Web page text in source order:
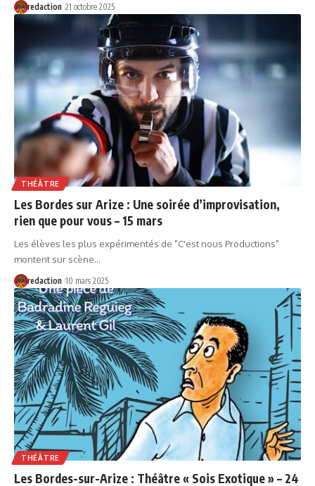
redaction 21 octobre 2025
THÉÂTRE
Les Bordes sur Arize : Une soirée d’improvisation,
rien que pour vous – 15 mars
Les élèves les plus expérimentés de "C'est nous Productions"
montent sur scène…
redaction 10 mars 2025
THÉÂTRE
Les Bordes-sur-Arize : Théâtre « Sois Exotique » – 24